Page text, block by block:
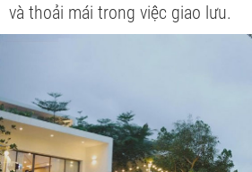
và thoải mái trong việc giao lưu.